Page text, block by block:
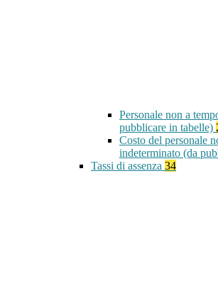
Personale non a
pubblicare in tabelle)
Costo del personale
indeterminato (da
Tassi di assenza 34